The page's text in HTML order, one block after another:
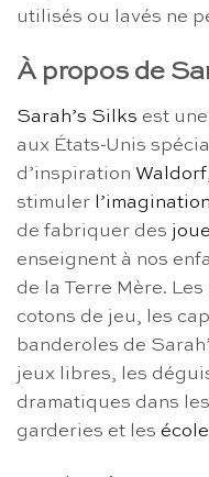
utilisés ou lavés ne
À propos de
Sarah’s Silks est
aux États-Unis
d’inspiration Waldorf
stimuler l’imagination
de fabriquer des
enseignent à nos
de la Terre Mère.
cotons de jeu, les
banderoles de
jeux libres, les
dramatiques dans
garderies et les